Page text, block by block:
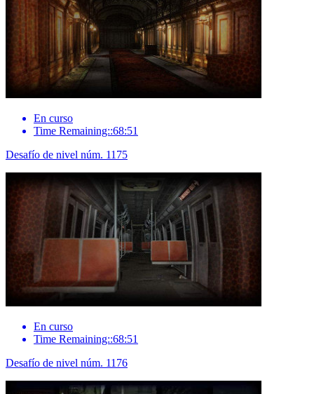
En curso
Time Remaining::68:51
Desafío de nivel núm. 1175
En curso
Time Remaining::68:51
Desafío de nivel núm. 1176